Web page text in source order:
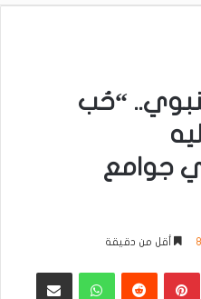
“حُب
جوامع
أقل من دقيقة
بينتيريست
‏Reddit واتساب مشاركة عبر البريد